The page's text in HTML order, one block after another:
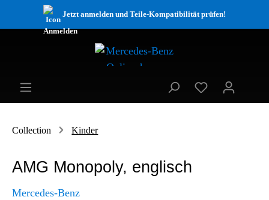
Jetzt anmelden und Teile-Kompatibilität prüfen!
Collection Kinder
AMG Monopoly, englisch
Mercedes-Benz